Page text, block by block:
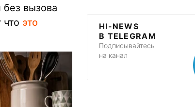
вызова
это
HI-NEWS
В TELEGRAM
Подписывайтесь
на канал